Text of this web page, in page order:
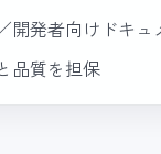
開発者向けドキュ
品質を担保